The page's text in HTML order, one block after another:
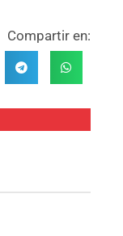
Compartir en: